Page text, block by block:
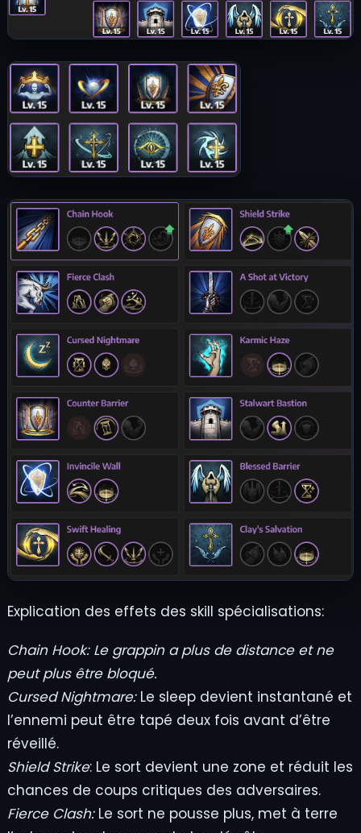
Explication des effets des skill spécialisations:
Chain Hook: Le grappin a plus de distance et ne
peut plus être bloqué.
Cursed Nightmare:Le sleep devient instantané et
l’ennemi peut être tapé deux fois avant d’être
réveillé.
Shield Strike: Le sort devient une zone et réduit les
chances de coups critiques des adversaires.
Fierce Clash:Le sort ne pousse plus, met à terre